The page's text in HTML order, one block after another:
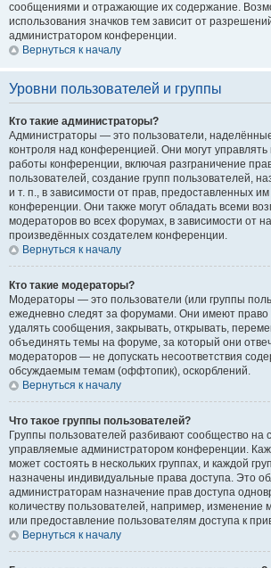
сообщениями и отражающие их содержание.
использования значков тем зависит от
администратором конференции.
Вернуться к началу
Уровни пользователей и группы
Кто такие администраторы?
Администраторы — это пользователи,
контроля над конференцией. Они могут управлять
работы конференции, включая разграничение
пользователей, создание групп пользователей,
и т. п., в зависимости от прав, предоставленных
конференции. Они также могут обладать всеми
модераторов во всех форумах, в зависимости от
произведённых создателем конференции.
Вернуться к началу
Кто такие модераторы?
Модераторы — это пользователи (или группы
ежедневно следят за форумами. Они имеют право
удалять сообщения, закрывать, открывать,
объединять темы на форуме, за который они
модераторов — не допускать несоответствия
обсуждаемым темам (оффтопик), оскорблений.
Вернуться к началу
Что такое группы пользователей?
Группы пользователей разбивают сообщество на
управляемые администратором конференции.
может состоять в нескольких группах, и каждой
назначены индивидуальные права доступа. Это
администраторам назначение прав доступа
количеству пользователей, например, изменение
или предоставление пользователям доступа к
Вернуться к началу